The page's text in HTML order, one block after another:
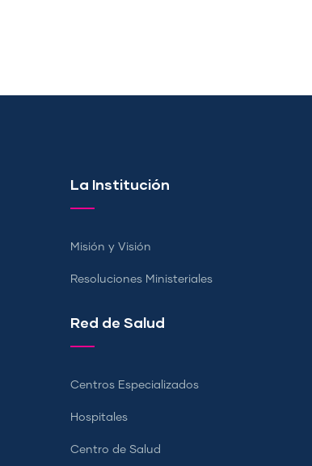
La Institución
Misión y Visión
Resoluciones Ministeriales
Red de Salud
Centros Especializados
Hospitales
Centro de Salud